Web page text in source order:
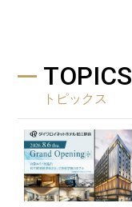
TOPICS
トピックス